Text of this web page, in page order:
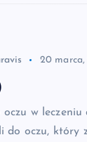
20
w
oczu, który